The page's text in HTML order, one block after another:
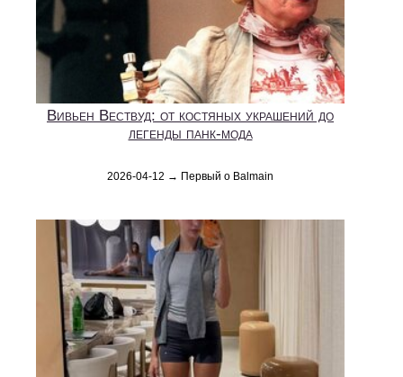
Вивьен Вествуд: от костяных украшений до
легенды панк-мода
2026-04-12 → Первый о Balmain